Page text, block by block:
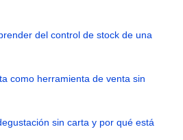
del control de stock de una
como herramienta de venta sin
sin carta y por qué está